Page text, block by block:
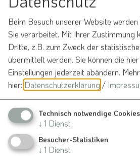
Möchten Sie von
bereitgestellte externe
Ja Immer
Treffpunkt: Hof Acherbauer
Veranstaltung ohne festen Ort
Raitenbuch
Beim Besuch unserer Website
Sie verarbeitet. Mit Ihrer Zustimmung
Dritte, z.B. zum Zweck der
übermittelt werden. Sie können die
Einstellungen jederzeit abändern.
hier: Datenschutzerklärung/
Technisch notwendige Cookies
↓ 1 Dienst
Besucher-Statistiken
↓ 1 Dienst